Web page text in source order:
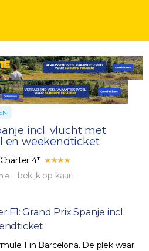
incl. vlucht met
en weekendticket
4*
bekijk op kaart
F1: Grand Prix Spanje incl.
1 in Barcelona. De plek waar